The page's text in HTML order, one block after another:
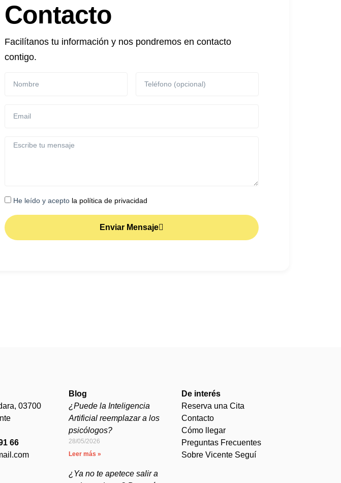
Contacto
Facilítanos tu información y nos pondremos en contacto
contigo.
He leído y acepto la política de privacidad
Enviar Mensaje
03700
66
Blog
¿Puede la Inteligencia
Artificial reemplazar a los
psicólogos?
28/05/2026
Leer más »
¿Ya no te apetece salir a
De interés
Reserva una Cita
Contacto
Cómo llegar
Preguntas Frecuentes
Sobre Vicente Seguí